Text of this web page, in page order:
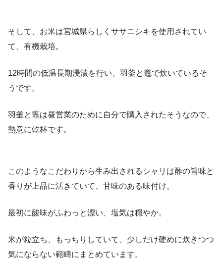
そして、お米は宮城県らしくササニシキを使用されてい
て、有機栽培。
12時間の低温長期浸漬を行い、羽釜と竈で炊いているそ
うです。
羽釜と竈は昼営業のために自分で購入されたそうなので、
熱意に乾杯です。
このようなこだわりから生み出されるシャリは酢の旨味と
香りが上品に活きていて、甘味のある味付け。
最初に酸味がふわっと漂い、塩気は穏やか。
米が粒立ち、もっちりしていて、少しだけ硬めに炊きつつ
気にならない範疇にまとめています。